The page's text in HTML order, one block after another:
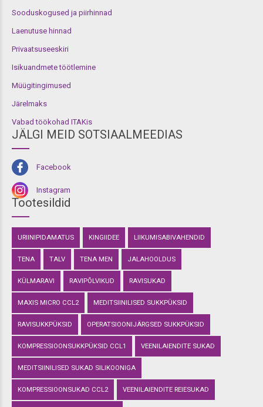
Sooduskogused ja piirhinnad
Laenutuse hinnad
Privaatsuseeskiri
Isikuandmete töötlemine
Müügitingimused
Järelmaks
Vabad töökohad ITAKis
JÄLGI MEID SOTSIAALMEEDIAS
Facebook
Instagram
Tootesildid
URIINIPIDAMATUS KINGIIDEE LIIKUMISABIVAHENDID
TENA TALV TENA MEN JALAHOOLDUS
KÜLMARAVI RAVIPÕLVIKUD RAVISUKAD
MAXIS MICRO CCL2 MEDITSIINILISED SUKKPÜKSID
RAVISUKKPÜKSID OPERATSIOONIJÄRGSED SUKKPÜKSID
KOMPRESSIOONSUKKPÜKSID CCL1 VEENILAIENDITE SUKAD
MEDITSIINILISED SUKAD SILIKOONIGA
KOMPRESSIOONSUKAD CCL2 VEENILAIENDITE REIESUKAD